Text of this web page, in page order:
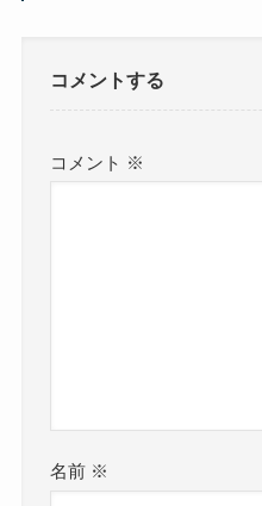
コメントする
コメント ※
名前 ※